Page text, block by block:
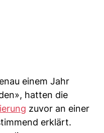
einem Jahr
hatten die
zuvor an einer
erklärt.